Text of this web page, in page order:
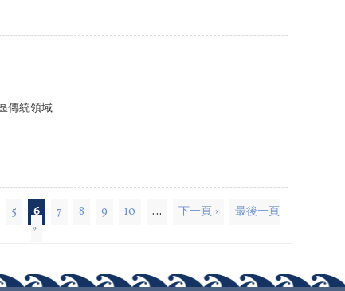
傳統領域
5 6 7 8 9 10 … 下一頁 ›
最後一頁
»